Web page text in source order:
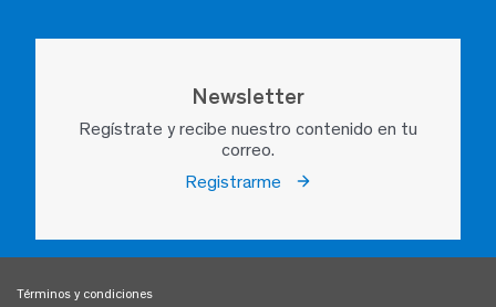
Newsletter
Regístrate y recibe nuestro contenido en tu
correo.
Registrarme
Términos y condiciones